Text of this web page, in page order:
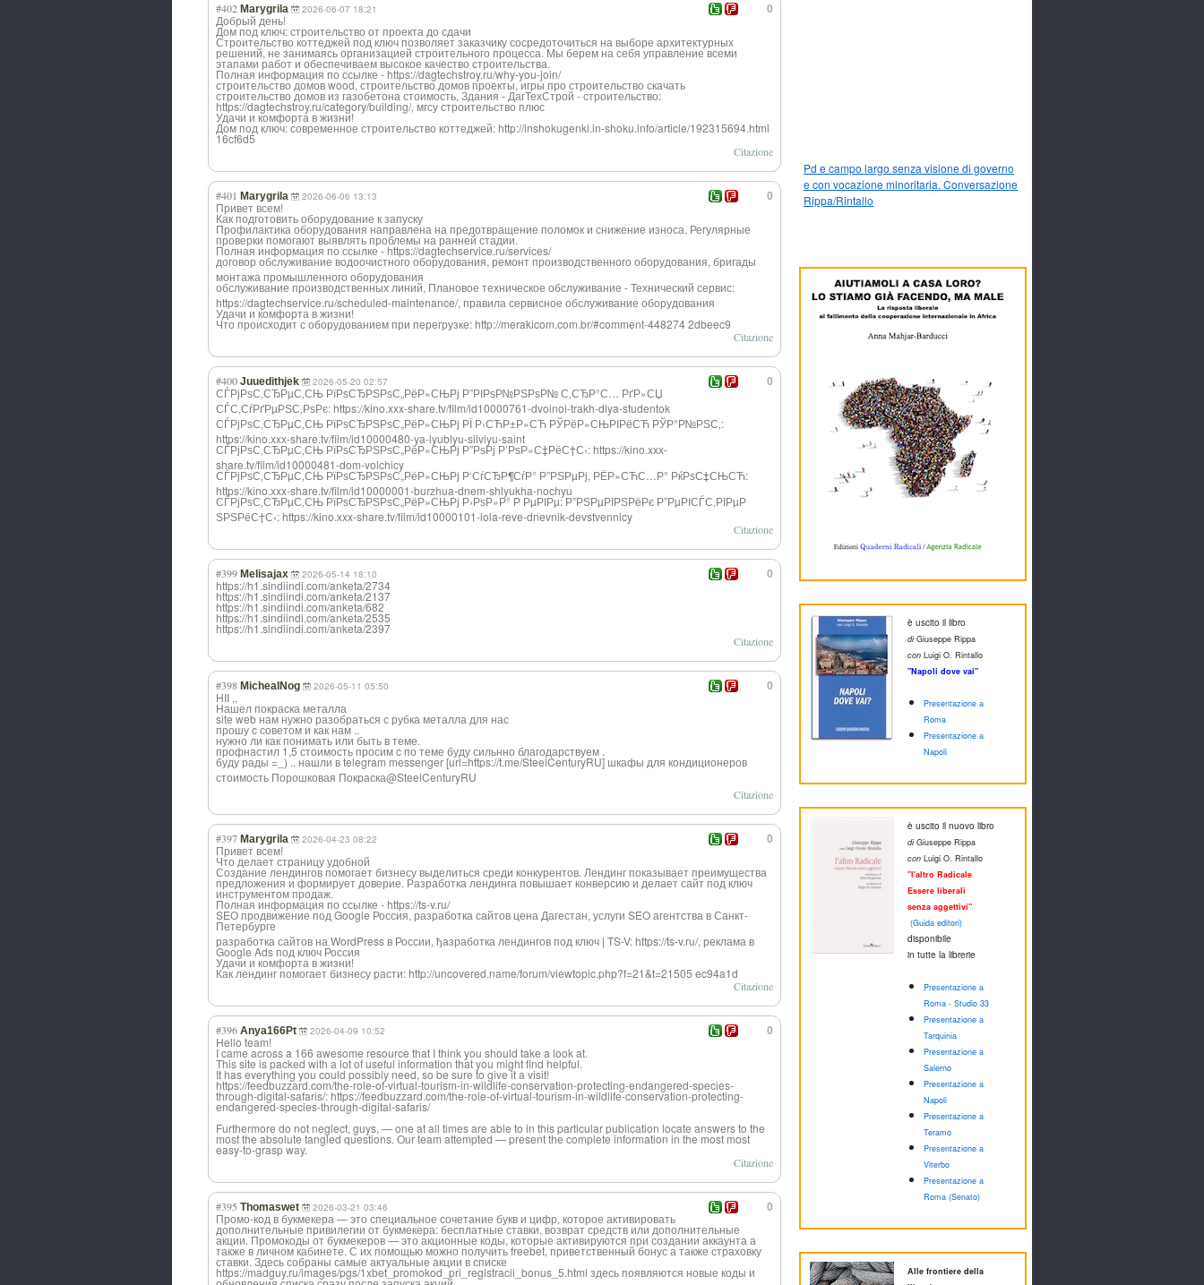
0
#402 Marygrila 2026-06-07 18:21
Добрый день!
Дом под ключ: строительство от проекта до сдачи
Строительство коттеджей под ключ позволяет заказчику сосредоточиться на выборе архитектурных
решений, не занимаясь организацией строительного процесса. Мы берем на себя управление всеми
этапами работ и обеспечиваем высокое качество строительства.
Полная информация по ссылке - https://dagtechstroy.ru/why-you-join/
строительство домов wood, строительство домов проекты, игры про строительство скачать
строительство домов из газобетона стоимость, Здания - ДагТехСтрой - строительство:
https://dagtechstroy.ru/category/building/, мгсу строительство плюс
Удачи и комфорта в жизни!
Дом под ключ: современное строительство коттеджей: http://inshokugenki.in-shoku.info/article/192315694.html
16cf6d5
Citazione
0
#401 Marygrila 2026-06-06 13:13
Привет всем!
Как подготовить оборудование к запуску
Профилактика оборудования направлена на предотвращение поломок и снижение износа. Регулярные
проверки помогают выявлять проблемы на ранней стадии.
Полная информация по ссылке - https://dagtechservice.ru/services/
договор обслуживание водоочистного оборудования, ремонт производственного оборудования, бригады
монтажа промышленного оборудования
обслуживание производственных линий, Плановое техническое обслуживание - Технический сервис:
https://dagtechservice.ru/scheduled-maintenance/, правила сервисное обслуживание оборудования
Удачи и комфорта в жизни!
Что происходит с оборудованием при перегрузке: http://merakicom.com.br/#comment-448274 2dbeec9
Citazione
0
#400 Juuedithjek 2026-05-20 02:57
СЃРјРѕС‚СЂРµС‚СЊ РїРѕСЂРЅРѕС„РёР»СЊРј Р”РІРѕР№РЅРѕР№ С‚СЂР°С… РґР»СЏ
СЃС‚СѓРґРµРЅС‚РѕРє: https://kino.xxx-share.tv/film/id10000761-dvoinoi-trakh-dlya-studentok
СЃРјРѕС‚СЂРµС‚СЊ РїРѕСЂРЅРѕС„РёР»СЊРј РЇ Р›СЋР±Р»СЋ РЎРёР»СЊРІРёСЋ РЎР°Р№РЅС‚:
https://kino.xxx-share.tv/film/id10000480-ya-lyublyu-silviyu-saint
СЃРјРѕС‚СЂРµС‚СЊ РїРѕСЂРЅРѕС„РёР»СЊРј Р”РѕРј Р’РѕР»С‡РёС†С‹: https://kino.xxx-
share.tv/film/id10000481-dom-volchicy
СЃРјРѕС‚СЂРµС‚СЊ РїРѕСЂРЅРѕС„РёР»СЊРј Р‘СѓСЂР¶СѓР° Р”РЅРµРј, РЁР»СЋС…Р° РќРѕС‡СЊСЋ:
https://kino.xxx-share.tv/film/id10000001-burzhua-dnem-shlyukha-nochyu
СЃРјРѕС‚СЂРµС‚СЊ РїРѕСЂРЅРѕС„РёР»СЊРј Р›РѕР»Р° Р РµРІРµ: Р”РЅРµРІРЅРёРє Р”РµРІСЃС‚РІРµР
ЅРЅРёС†С‹: https://kino.xxx-share.tv/film/id10000101-lola-reve-dnevnik-devstvennicy
Citazione
0
#399 Melisajax 2026-05-14 18:10
https://h1.sindiindi.com/anketa/2734
https://h1.sindiindi.com/anketa/2137
https://h1.sindiindi.com/anketa/682
https://h1.sindiindi.com/anketa/2535
https://h1.sindiindi.com/anketa/2397
Citazione
0
#398 MichealNog 2026-05-11 05:50
HII ,,
Нашел покраска металла
site web нам нужно разобраться с рубка металла для нас
прошу c советом и как нам ..
нужно ли как понимать или быть в теме.
профнастил 1,5 стоимость просим c по теме буду сильнно благодарствуем .
буду рады =_) .. нашли в telegram messenger [url=https://t.me/SteelCenturyRU] шкафы для кондиционеров
стоимость Порошковая Покраска@SteelCenturyRU
Citazione
0
#397 Marygrila 2026-04-23 08:22
Привет всем!
Что делает страницу удобной
Создание лендингов помогает бизнесу выделиться среди конкурентов. Лендинг показывает преимущества
предложения и формирует доверие. Разработка лендинга повышает конверсию и делает сайт под ключ
инструментом продаж.
Полная информация по ссылке - https://ts-v.ru/
SEO продвижение под Google Россия, разработка сайтов цена Дагестан, услуги SEO агентства в Санкт-
Петербурге
разработка сайтов на WordPress в России, ђазработка лендингов под ключ | TS-V: https://ts-v.ru/, реклама в
Google Ads под ключ Россия
Удачи и комфорта в жизни!
Как лендинг помогает бизнесу расти: http://uncovered.name/forum/viewtopic.php?f=21&t=21505 ec94a1d
Citazione
0
#396 Anya166Pt 2026-04-09 10:52
Hello team!
I came across a 166 awesome resource that I think you should take a look at.
This site is packed with a lot of useful information that you might find helpful.
It has everything you could possibly need, so be sure to give it a visit!
https://feedbuzzard.com/the-role-of-virtual-tourism-in-wildlife-conservation-protecting-endangered-species-
through-digital-safaris/: https://feedbuzzard.com/the-role-of-virtual-tourism-in-wildlife-conservation-protecting-
endangered-species-through-digital-safaris/
Furthermore do not neglect, guys, — one at all times are able to in this particular publication locate answers to the
most the absolute tangled questions. Our team attempted — present the complete information in the most most
easy-to-grasp way.
Citazione
0
#395 Thomaswet 2026-03-21 03:46
Промо-код в букмекера — это специальное сочетание букв и цифр, которое активировать
дополнительные привилегии от букмекера: бесплатные ставки, возврат средств или дополнительные
акции. Промокоды от букмекеров — это акционные коды, которые активируются при создании аккаунта а
также в личном кабинете. С их помощью можно получить freebet, приветственный бонус а также страховку
ставки. Здесь собраны самые актуальные акции в списке
https://madguy.ru/images/pgs/1xbet_promokod_pri_registracii_bonus_5.html здесь появляются новые коды и
Pd e campo largo senza visione di governo
e con vocazione minoritaria. Conversazione
Rippa/Rintallo
è uscito il libro
diGiuseppe Rippa
con Luigi O. Rintallo
"Napoli dove vai"
Presentazione a
Roma
Presentazione a
Napoli
è uscito il nuovo libro
diGiuseppe Rippa
con Luigi O. Rintallo
"l'altro Radicale
Essere liberali
senza aggettivi"
(Guida editori)
disponibile
in tutte la librerie
Presentazione a
Roma - Studio 33
Presentazione a
Tarquinia
Presentazione a
Salerno
Presentazione a
Napoli
Presentazione a
Teramo
Presentazione a
Viterbo
Presentazione a
Roma (Senato)
Alle frontiere della